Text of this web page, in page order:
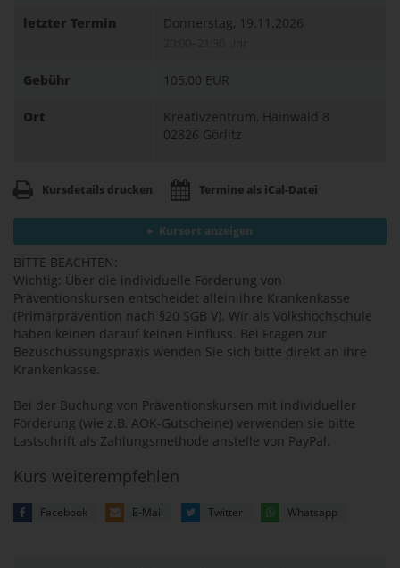
letzter Termin Donnerstag, 19.11.2026
Gebühr 105,00 EUR
Ort
Kreativzentrum, Hainwald 8
02826 Görlitz
Kursdetails drucken Termine als iCal-Datei
Kursort anzeigen
BITTE BEACHTEN:
Wichtig: Über die individuelle Förderung von
Präventionskursen entscheidet allein ihre Krankenkasse
(Primärprävention nach §20 SGB V). Wir als Volkshochschule
haben keinen darauf keinen Einfluss. Bei Fragen zur
Bezuschussungspraxis wenden Sie sich bitte direkt an ihre
Krankenkasse.
Bei der Buchung von Präventionskursen mit individueller
Förderung (wie z.B. AOK-Gutscheine) verwenden sie bitte
Lastschrift als Zahlungsmethode anstelle von PayPal.
Kurs weiterempfehlen
Facebook E-Mail Twitter Whatsapp